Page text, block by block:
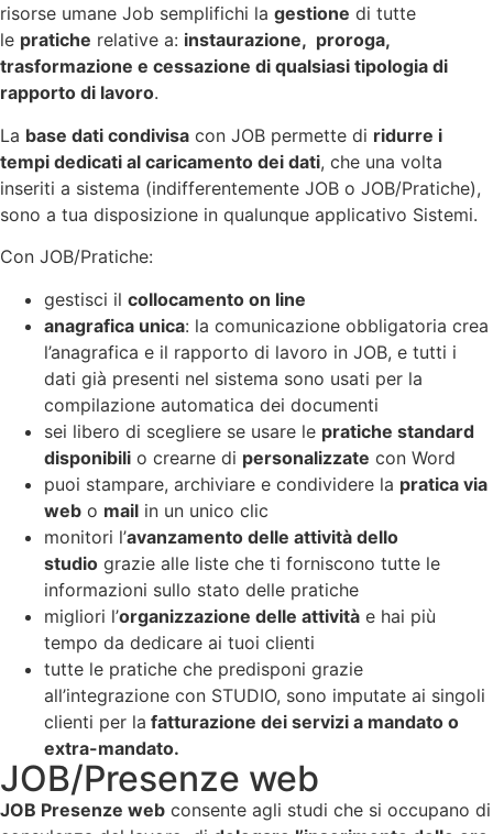
risorse umane Job semplifichi la gestione di tutte
le pratiche relative a: instaurazione, proroga,
trasformazione e cessazione di qualsiasi tipologia di
rapporto di lavoro.
La base dati condivisa con JOB permette di ridurre i
tempi dedicati al caricamento dei dati, che una volta
inseriti a sistema (indifferentemente JOB o JOB/Pratiche),
sono a tua disposizione in qualunque applicativo Sistemi.
Con JOB/Pratiche:
gestisci il collocamento on line
anagrafica unica: la comunicazione obbligatoria crea
l’anagrafica e il rapporto di lavoro in JOB, e tutti i
dati già presenti nel sistema sono usati per la
compilazione automatica dei documenti
sei libero di scegliere se usare le pratiche standard
disponibili o crearne di personalizzate con Word
puoi stampare, archiviare e condividere la pratica via
web o mail in un unico clic
monitori l’avanzamento delle attività dello
studio grazie alle liste che ti forniscono tutte le
informazioni sullo stato delle pratiche
migliori l’organizzazione delle attività e hai più
tempo da dedicare ai tuoi clienti
tutte le pratiche che predisponi grazie
all’integrazione con STUDIO, sono imputate ai singoli
clienti per la fatturazione dei servizi a mandato o
extra-mandato.
JOB/Presenze web
JOB Presenze web consente agli studi che si occupano di